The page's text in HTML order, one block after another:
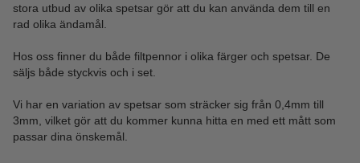
stora utbud av olika spetsar gör att du kan använda dem till en
rad olika ändamål.
Hos oss finner du både filtpennor i olika färger och spetsar. De
säljs både styckvis och i set.
Vi har en variation av spetsar som sträcker sig från 0,4mm till
3mm, vilket gör att du kommer kunna hitta en med ett mått som
passar dina önskemål.